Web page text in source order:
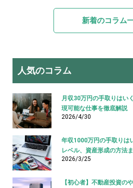
新着のコラム
人気のコラム
月収30万円の手取りはい
現可能な仕事を徹底解説
2026/4/30
年収1000万円の手取りは
レベル、資産形成の方法
2026/3/25
【初心者】不動産投資の